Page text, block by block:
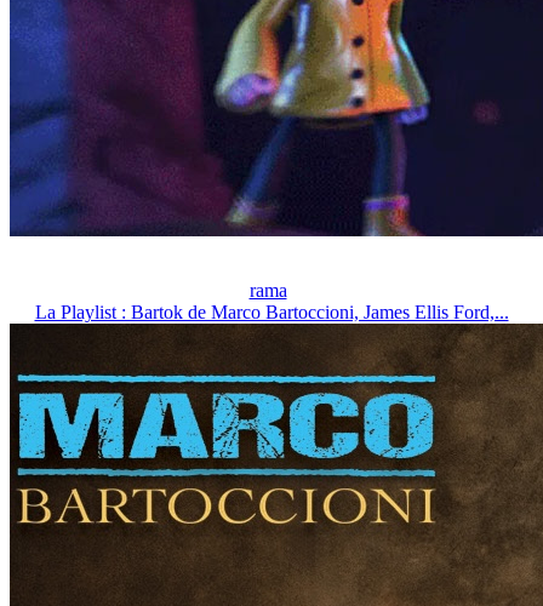
rama
La Playlist : Bartok de Marco Bartoccioni, James Ellis Ford,...